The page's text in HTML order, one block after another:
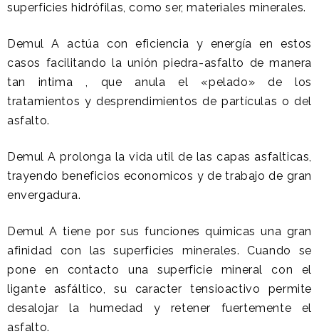
superficies hidrófilas, como ser, materiales minerales.
Demul A actúa con eficiencia y energía en estos
casos facilitando la unión piedra-asfalto de manera
tan intima , que anula el «pelado» de los
tratamientos y desprendimientos de partículas o del
asfalto.
Demul A prolonga la vida util de las capas asfalticas,
trayendo beneficios economicos y de trabajo de gran
envergadura.
Demul A tiene por sus funciones quimicas una gran
afinidad con las superficies minerales. Cuando se
pone en contacto una superficie mineral con el
ligante asfáltico, su caracter tensioactivo permite
desalojar la humedad y retener fuertemente el
asfalto.